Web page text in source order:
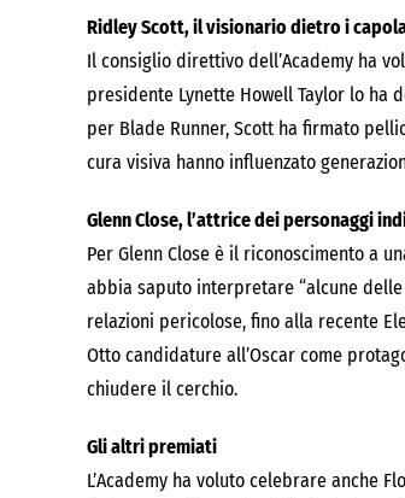
Ridley Scott, il visionario dietro i
Il consiglio direttivo dell’Academy ha
presidente Lynette Howell Taylor lo ha
per Blade Runner, Scott ha firmato
cura visiva hanno influenzato
Glenn Close, l’attrice dei personaggi
Per Glenn Close è il riconoscimento a
abbia saputo interpretare “alcune
relazioni pericolose, fino alla recente
Otto candidature all’Oscar come
chiudere il cerchio.
Gli altri premiati
L’Academy ha voluto celebrare anche